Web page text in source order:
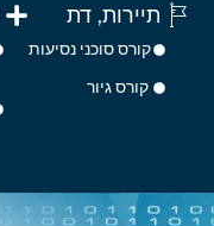
תיירות, דת
קורס סוכני נסיעות
קורס גיור